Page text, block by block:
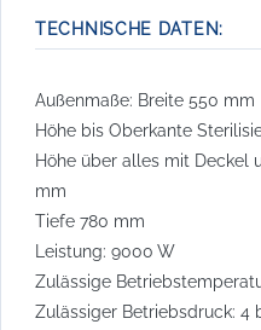
TECHNISCHE DATEN:
Außenmaße: Breite 550 mm
Höhe bis Oberkante
Höhe über alles mit Deckel
mm
Tiefe 780 mm
Leistung: 9000 W
Zulässige
Zulässiger Betriebsdruck: 4